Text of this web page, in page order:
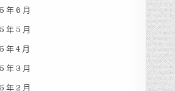
年 6 月
年 5 月
年 4 月
年 3 月
年 2 月